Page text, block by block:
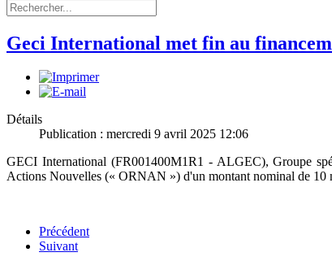
Geci International met fin au
Détails
Publication : mercredi 9 avril 2025 12:06
GECI International (FR001400M1R1 - ALGEC), Groupe
Actions Nouvelles (« ORNAN ») d'un montant nominal de 10
Précédent
Suivant